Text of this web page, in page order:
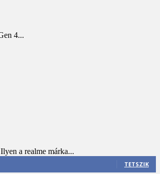
4...
a realme márka...
TETSZIK